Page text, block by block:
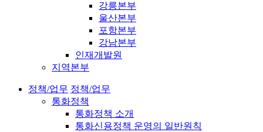
강릉본부
울산본부
포항본부
강남본부
인재개발원
지역본부
정책/업무 정책/업무
통화정책
통화정책 소개
통화신용정책 운영의 일반원칙